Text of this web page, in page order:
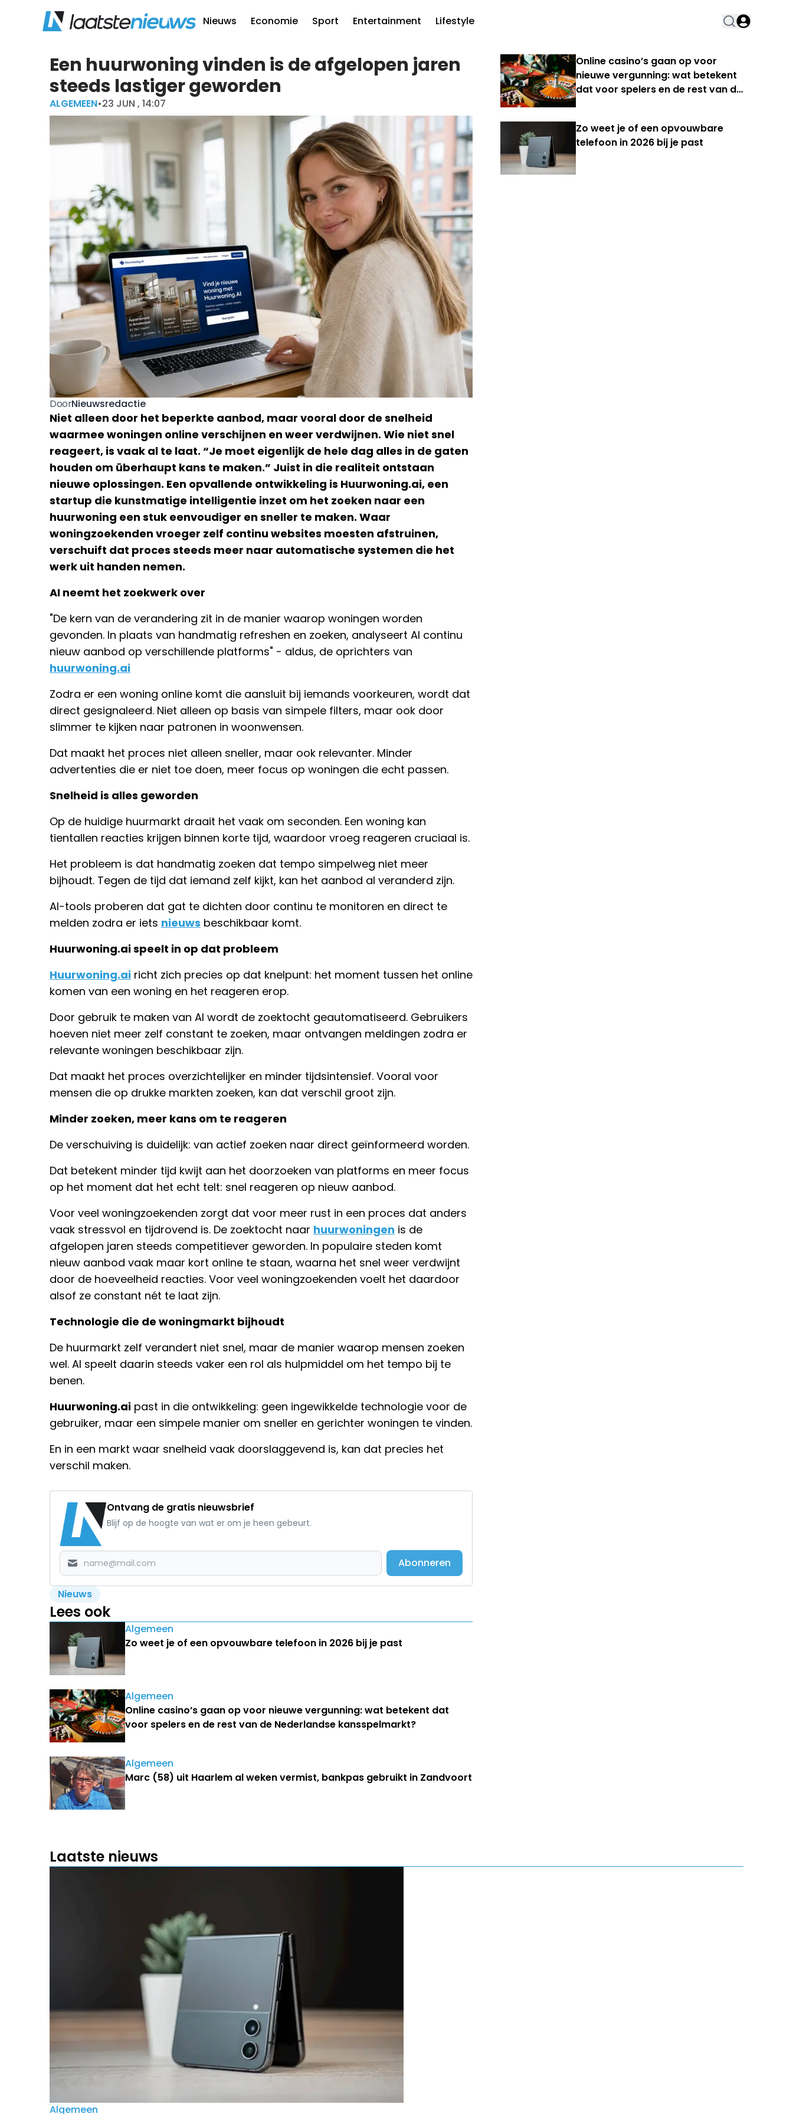
Nieuws Economie Sport Entertainment Lifestyle
Een huurwoning vinden is de afgelopen jaren
steeds lastiger geworden
ALGEMEEN•23 JUN , 14:07
DoorNieuwsredactie
Niet alleen door het beperkte aanbod, maar vooral door de snelheid
waarmee woningen online verschijnen en weer verdwijnen. Wie niet snel
reageert, is vaak al te laat. “Je moet eigenlijk de hele dag alles in de gaten
houden om überhaupt kans te maken.” Juist in die realiteit ontstaan
nieuwe oplossingen. Een opvallende ontwikkeling is Huurwoning.ai, een
startup die kunstmatige intelligentie inzet om het zoeken naar een
huurwoning een stuk eenvoudiger en sneller te maken. Waar
woningzoekenden vroeger zelf continu websites moesten afstruinen,
verschuift dat proces steeds meer naar automatische systemen die het
werk uit handen nemen.
AI neemt het zoekwerk over
"De kern van de verandering zit in de manier waarop woningen worden
gevonden. In plaats van handmatig refreshen en zoeken, analyseert AI continu
nieuw aanbod op verschillende platforms" - aldus, de oprichters van
huurwoning.ai
Zodra er een woning online komt die aansluit bij iemands voorkeuren, wordt dat
direct gesignaleerd. Niet alleen op basis van simpele filters, maar ook door
slimmer te kijken naar patronen in woonwensen.
Dat maakt het proces niet alleen sneller, maar ook relevanter. Minder
advertenties die er niet toe doen, meer focus op woningen die echt passen.
Snelheid is alles geworden
Op de huidige huurmarkt draait het vaak om seconden. Een woning kan
tientallen reacties krijgen binnen korte tijd, waardoor vroeg reageren cruciaal is.
Het probleem is dat handmatig zoeken dat tempo simpelweg niet meer
bijhoudt. Tegen de tijd dat iemand zelf kijkt, kan het aanbod al veranderd zijn.
AI-tools proberen dat gat te dichten door continu te monitoren en direct te
melden zodra er iets nieuws beschikbaar komt.
Huurwoning.ai speelt in op dat probleem
Huurwoning.ai richt zich precies op dat knelpunt: het moment tussen het online
komen van een woning en het reageren erop.
Door gebruik te maken van AI wordt de zoektocht geautomatiseerd. Gebruikers
hoeven niet meer zelf constant te zoeken, maar ontvangen meldingen zodra er
relevante woningen beschikbaar zijn.
Dat maakt het proces overzichtelijker en minder tijdsintensief. Vooral voor
mensen die op drukke markten zoeken, kan dat verschil groot zijn.
Minder zoeken, meer kans om te reageren
De verschuiving is duidelijk: van actief zoeken naar direct geïnformeerd worden.
Dat betekent minder tijd kwijt aan het doorzoeken van platforms en meer focus
op het moment dat het echt telt: snel reageren op nieuw aanbod.
Voor veel woningzoekenden zorgt dat voor meer rust in een proces dat anders
vaak stressvol en tijdrovend is. De zoektocht naar huurwoningen is de
afgelopen jaren steeds competitiever geworden. In populaire steden komt
nieuw aanbod vaak maar kort online te staan, waarna het snel weer verdwijnt
door de hoeveelheid reacties. Voor veel woningzoekenden voelt het daardoor
alsof ze constant nét te laat zijn.
Technologie die de woningmarkt bijhoudt
De huurmarkt zelf verandert niet snel, maar de manier waarop mensen zoeken
wel. AI speelt daarin steeds vaker een rol als hulpmiddel om het tempo bij te
benen.
Huurwoning.ai past in die ontwikkeling: geen ingewikkelde technologie voor de
gebruiker, maar een simpele manier om sneller en gerichter woningen te vinden.
En in een markt waar snelheid vaak doorslaggevend is, kan dat precies het
verschil maken.
Ontvang de gratis nieuwsbrief
Blijf op de hoogte van wat er om je heen gebeurt.
Abonneren
Nieuws
Lees ook
Algemeen
Zo weet je of een opvouwbare telefoon in 2026 bij je past
Algemeen
Online casino’s gaan op voor nieuwe vergunning: wat betekent dat
voor spelers en de rest van de Nederlandse kansspelmarkt?
Algemeen
Marc (58) uit Haarlem al weken vermist, bankpas gebruikt in Zandvoort
Online casino’s gaan op voor
nieuwe vergunning: wat betekent
dat voor spelers en de rest van de
Zo weet je of een opvouwbare
telefoon in 2026 bij je past
Laatste nieuws
Algemeen